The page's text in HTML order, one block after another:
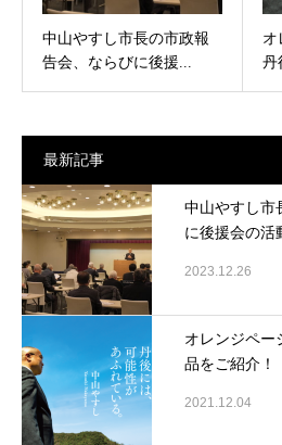
中山やすし市長の市政報
告会、ならびに後援...
オ
丹
最新記事
中山やすし市
に後援会の活
2023.12.26
オレンジペー
品をご紹介！
2021.12.04